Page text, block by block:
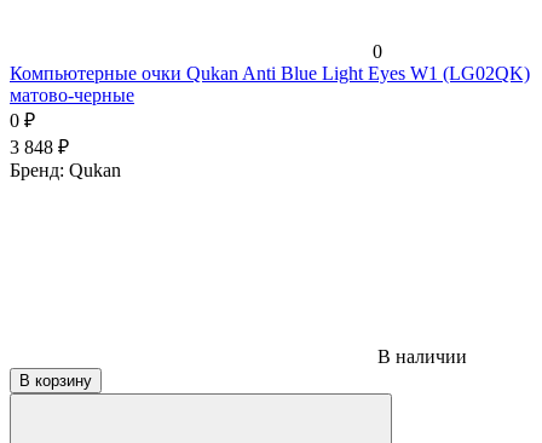
0
Компьютерные очки Qukan Anti Blue Light Eyes W1 (LG02QK)
матово-черные
0 ₽
3 848 ₽
Бренд: Qukan
В наличии
В корзину